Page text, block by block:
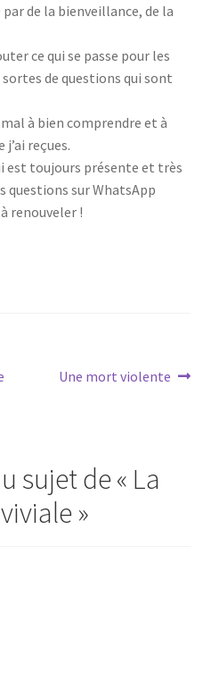
de la bienveillance, de la
ce qui se passe pour les
de questions qui sont
à bien comprendre et à
reçues.
est toujours présente et très
questions sur WhatsApp
renouveler !
Article
Une mort violente
sujet de « La
»